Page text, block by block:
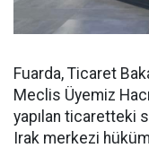
Fuarda, Ticaret
Meclis Üyemiz
yapılan ticaretteki
Irak merkezi